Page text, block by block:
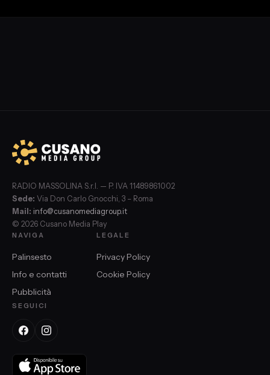
RADIO MASSOLINA S.r.l. — P. IVA 11489861002
Sede: Via Don Carlo Gnocchi, 3 – Roma
Mail: info@cusanomediagroup.it
© 2026 Cusano Media Play
NAVIGA
Palinsesto
Info e contatti
Pubblicità
LEGALE
Privacy Policy
Cookie Policy
SEGUICI